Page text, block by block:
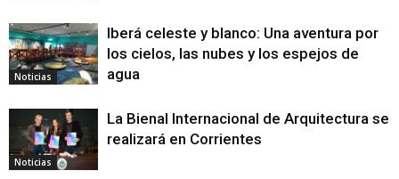
Noticias
Iberá celeste y blanco: Una aventura por
los cielos, las nubes y los espejos de
agua
Noticias
La Bienal Internacional de Arquitectura se
realizará en Corrientes